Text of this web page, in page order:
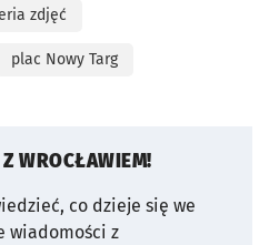
zdjęć
plac Nowy Targ
WROCŁAWIEM!
co dzieje się we
wiadomości z